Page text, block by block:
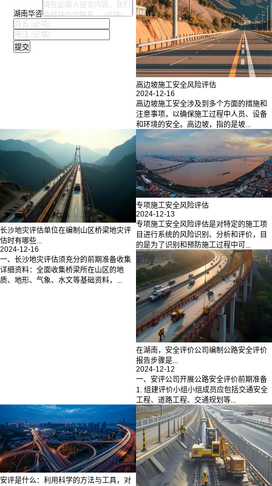
高边坡施工安全风险评估
2024-12-16
高边坡施工安全涉及到多个方面的措施和
注意事项，以确保施工过程中人员、设备
和环境的安全。高边坡，指的是坡...
长沙地灾评估单位在编制山区桥梁地灾评
估时有哪些...
2024-12-16
一、长沙地灾评估须充分的前期准备收集
详细资料：全面收集桥梁所在山区的地
质、地形、气象、水文等基础资料，...
专项施工安全风险评估
2024-12-13
专项施工安全风险评估是对特定的施工项
目进行系统的风险识别、分析和评价，目
的是为了识别和预防施工过程中可...
在湖南，安全评价公司编制公路安全评价
报告步骤是...
2024-12-12
一、安评公司开展公路安全评价前期准备
1. 组建评价小组小组成员应包括交通安全
工程、道路工程、交通规划等...
安评是什么：利用科学的方法与工具，对
湖南华咨